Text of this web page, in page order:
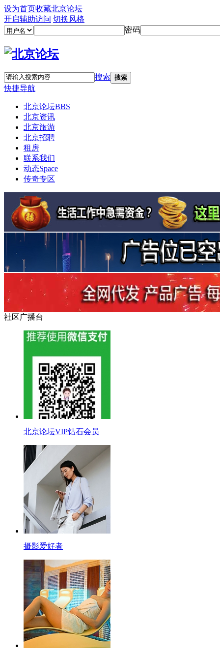
设为首页收藏北京论坛
开启辅助访问 切换风格
密码
搜索 搜索
快捷导航
北京论坛BBS
北京资讯
北京旅游
北京招聘
租房
联系我们
动态Space
传奇专区
社区广播台
北京论坛VIP钻石会员
摄影爱好者